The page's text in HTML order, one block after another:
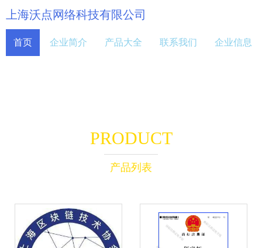
上海沃点网络科技有限公司
首页 企业简介 产品大全 联系我们 企业信息
PRODUCT
产品列表